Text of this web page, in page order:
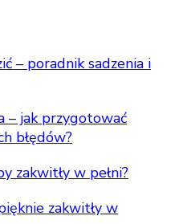
– poradnik sadzenia i
– jak przygotować
błędów?
zakwitły w pełni?
zakwitły w